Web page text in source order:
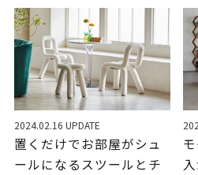
2024.02.16 UPDATE
置くだけでお部屋がシュ
ールになるスツールとチ